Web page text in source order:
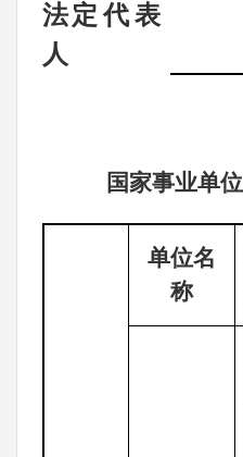
法定代表
人
国家事业单
单位名
称